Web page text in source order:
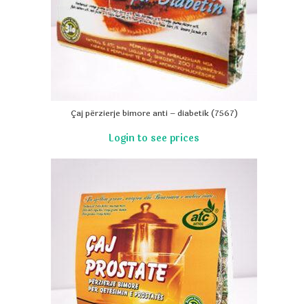
Çaj përzierje bimore anti – diabetik (7567)